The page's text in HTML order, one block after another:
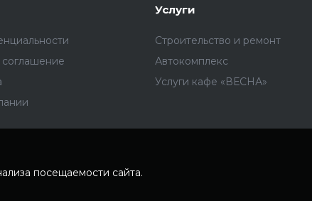
соглашение
Услуги
Строительство и ремонт
Автокомплекс
Услуги кафе «ВЕСНА»
посещаемости сайта.